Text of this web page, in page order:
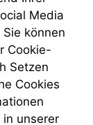
Media
können
Cookie-
Setzen
Cookies
in unserer